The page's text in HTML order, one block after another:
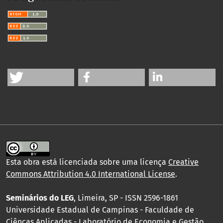
Esta obra está licenciada sobre uma licença Creative
Commons Attribution 4.0 International License.
Seminários do LEG, Limeira, SP - ISSN 2596-1861
Universidade Estadual de Campinas - Faculdade de